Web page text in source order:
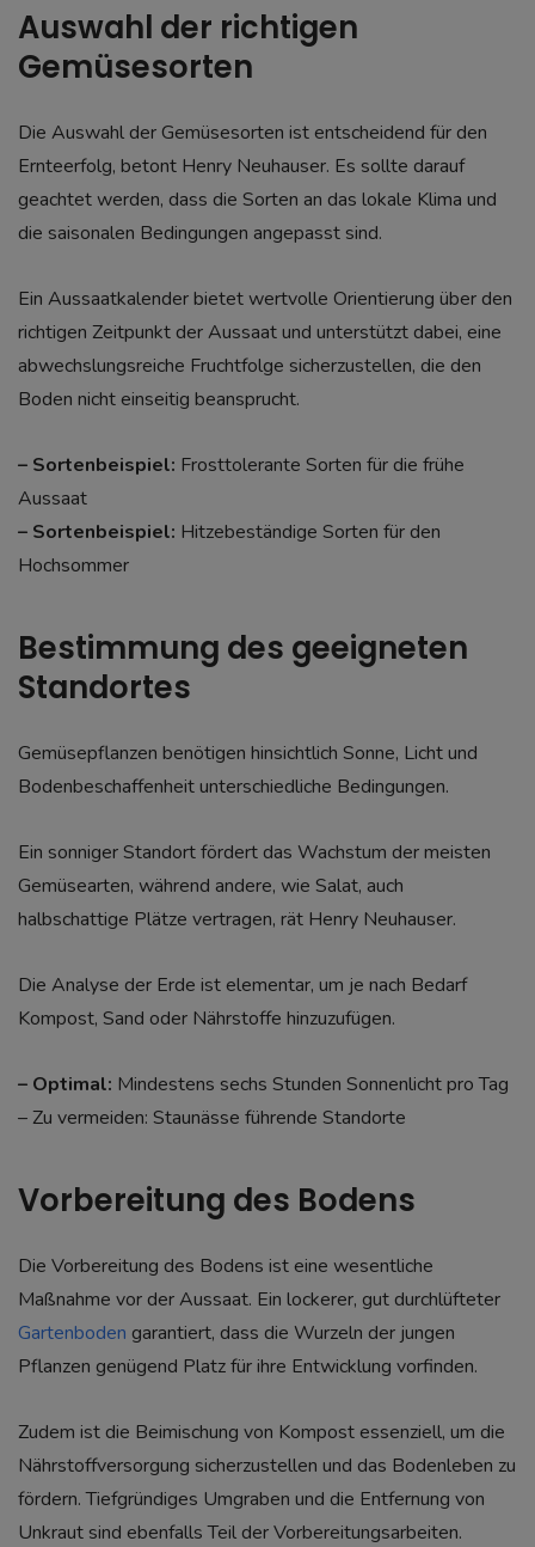
Auswahl der richtigen
Gemüsesorten
Die Auswahl der Gemüsesorten ist entscheidend für den
Ernteerfolg, betont Henry Neuhauser. Es sollte darauf
geachtet werden, dass die Sorten an das lokale Klima und
die saisonalen Bedingungen angepasst sind.
Ein Aussaatkalender bietet wertvolle Orientierung über den
richtigen Zeitpunkt der Aussaat und unterstützt dabei, eine
abwechslungsreiche Fruchtfolge sicherzustellen, die den
Boden nicht einseitig beansprucht.
– Sortenbeispiel: Frosttolerante Sorten für die frühe
Aussaat
– Sortenbeispiel: Hitzebeständige Sorten für den
Hochsommer
Bestimmung des geeigneten
Standortes
Gemüsepflanzen benötigen hinsichtlich Sonne, Licht und
Bodenbeschaffenheit unterschiedliche Bedingungen.
Ein sonniger Standort fördert das Wachstum der meisten
Gemüsearten, während andere, wie Salat, auch
halbschattige Plätze vertragen, rät Henry Neuhauser.
Die Analyse der Erde ist elementar, um je nach Bedarf
Kompost, Sand oder Nährstoffe hinzuzufügen.
– Optimal: Mindestens sechs Stunden Sonnenlicht pro Tag
– Zu vermeiden: Staunässe führende Standorte
Vorbereitung des Bodens
Die Vorbereitung des Bodens ist eine wesentliche
Maßnahme vor der Aussaat. Ein lockerer, gut durchlüfteter
Gartenboden garantiert, dass die Wurzeln der jungen
Pflanzen genügend Platz für ihre Entwicklung vorfinden.
Zudem ist die Beimischung von Kompost essenziell, um die
Nährstoffversorgung sicherzustellen und das Bodenleben zu
fördern. Tiefgründiges Umgraben und die Entfernung von
Unkraut sind ebenfalls Teil der Vorbereitungsarbeiten.